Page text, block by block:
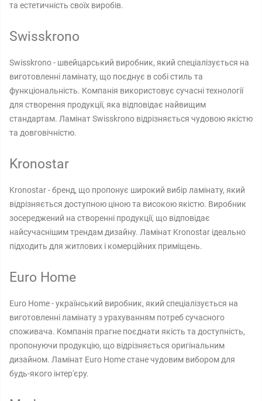
та естетичність своїх виробів.
Swisskrono
Swisskrono - швейцарський виробник, який спеціалізується на
виготовленні ламінату, що поєднує в собі стиль та
функціональність. Компанія використовує сучасні технології
для створення продукції, яка відповідає найвищим
стандартам. Ламінат Swisskrono відрізняється чудовою якістю
та довговічністю.
Kronostar
Kronostar - бренд, що пропонує широкий вибір ламінату, який
відрізняється доступною ціною та високою якістю. Виробник
зосереджений на створенні продукції, що відповідає
найсучаснішим трендам дизайну. Ламінат Kronostar ідеально
підходить для житлових і комерційних приміщень.
Euro Home
Euro Home - український виробник, який спеціалізується на
виготовленні ламінату з урахуванням потреб сучасного
споживача. Компанія прагне поєднати якість та доступність,
пропонуючи продукцію, що відрізняється оригінальним
дизайном. Ламінат Euro Home стане чудовим вибором для
будь-якого інтер'єру.